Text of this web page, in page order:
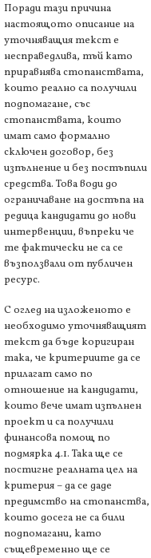
Поради тази причина
настоящото описание на
уточняващия текст е
несправедлива, тъй като
приравнява стопанствата,
които реално са получили
подпомагане, със
стопанствата, които
имат само формално
сключен договор, без
изпълнение и без постъпили
средства. Това води до
ограничаване на достъпа на
редица кандидати до нови
интервенции, въпреки че
те фактически не са се
възползвали от публичен
ресурс.
С оглед на изложеното е
необходимо уточняващият
текст да бъде коригиран
така, че критериите да се
прилагат само по
отношение на кандидати,
които вече имат изпълнен
проект и са получили
финансова помощ по
подмярка 4.1. Така ще се
постигне реалната цел на
критерия – да се даде
предимство на стопанства,
които досега не са били
подпомагани, като
същевременно ще се